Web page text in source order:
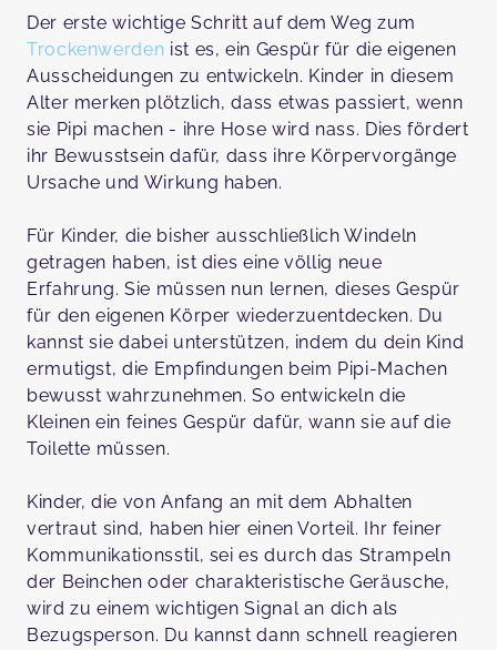
Der erste wichtige Schritt auf dem Weg zum
Trockenwerden ist es, ein Gespür für die eigenen
Ausscheidungen zu entwickeln. Kinder in diesem
Alter merken plötzlich, dass etwas passiert, wenn
sie Pipi machen - ihre Hose wird nass. Dies fördert
ihr Bewusstsein dafür, dass ihre Körpervorgänge
Ursache und Wirkung haben.
Für Kinder, die bisher ausschließlich Windeln
getragen haben, ist dies eine völlig neue
Erfahrung. Sie müssen nun lernen, dieses Gespür
für den eigenen Körper wiederzuentdecken. Du
kannst sie dabei unterstützen, indem du dein Kind
ermutigst, die Empfindungen beim Pipi-Machen
bewusst wahrzunehmen. So entwickeln die
Kleinen ein feines Gespür dafür, wann sie auf die
Toilette müssen.
Kinder, die von Anfang an mit dem Abhalten
vertraut sind, haben hier einen Vorteil. Ihr feiner
Kommunikationsstil, sei es durch das Strampeln
der Beinchen oder charakteristische Geräusche,
wird zu einem wichtigen Signal an dich als
Bezugsperson. Du kannst dann schnell reagieren